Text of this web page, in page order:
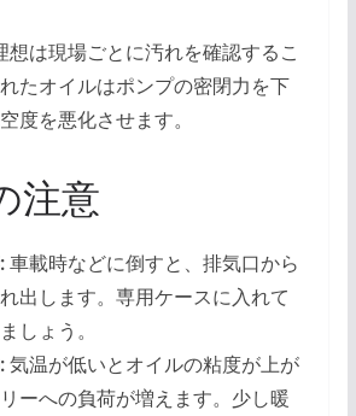
は現場ごとに汚れを確認するこ
たオイルはポンプの密閉力を下
度を悪化させます。
注意
車載時などに倒すと、排気口から
出します。専用ケースに入れて
しょう。
気温が低いとオイルの粘度が上が
ーへの負荷が増えます。少し暖